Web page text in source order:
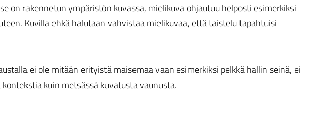
on rakennetun ympäristön kuvassa, mielikuva ohjautuu helposti esimerkiksi
Kuvilla ehkä halutaan vahvistaa mielikuvaa, että taistelu tapahtuisi
ei ole mitään erityistä maisemaa vaan esimerkiksi pelkkä hallin seinä, ei
kuin metsässä kuvatusta vaunusta.